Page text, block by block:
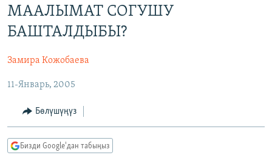
САЯСАТ
МАДАНИЯТ
ДҮЙНӨ
УКРАИНА
ТВ ПРОГРАММАЛАР
БҮГҮН АЗАТТЫКТА
ЭКСПЕРТТЕР ТАЛДАЙТ
ДАНИСТЕ
ПОДКАСТ
ӨЗГӨЧӨ ПИКИР
Русский
МААЛЫМАТ СОГУШУ
БАШТАЛДЫБЫ?
Замира Кожобаева
11-Январь, 2005
Бөлүшүңүз
Бизди Google'дан табыңыз